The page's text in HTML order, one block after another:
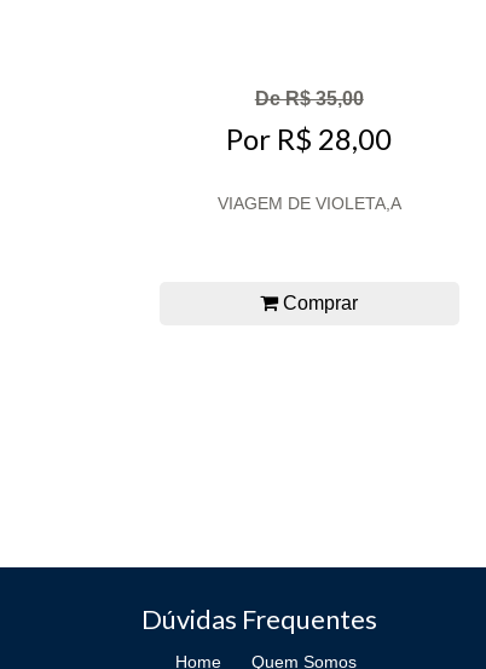
De R$ 35,00
Por R$ 28,00
VIAGEM DE VIOLETA,A
Comprar
Dúvidas Frequentes
Home Quem Somos